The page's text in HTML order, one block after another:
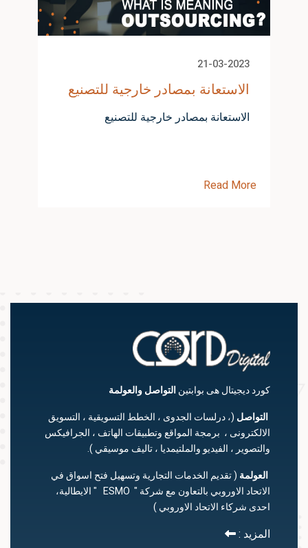
21-03-2023
الاستعانة بمصادر خارجية للتصنيع
الاستعانة بمصادر خارجية للتصنيع
Read More
كورد ديجيتال هى بوابتينالتواصلوالعولمة
التواصل (، درلسات الجدوى ، الخطط التسويقية ، التسويق
الالكترونى ، برمجة المواقع وتطبيقات الهاتف ، الجرافيكس
والتصوير ، الفيديو والملتيمديا ، تاليف موسيقي ).
العولمة ( تقديم الخدمات التجارية وتسهيل فتح اسواق في
الاتحاد الاوروبي بالتعاون مع شركة " ESMO " الايطالية،
احدى شركاء الاتحاد الاوروبي )
المزيد :